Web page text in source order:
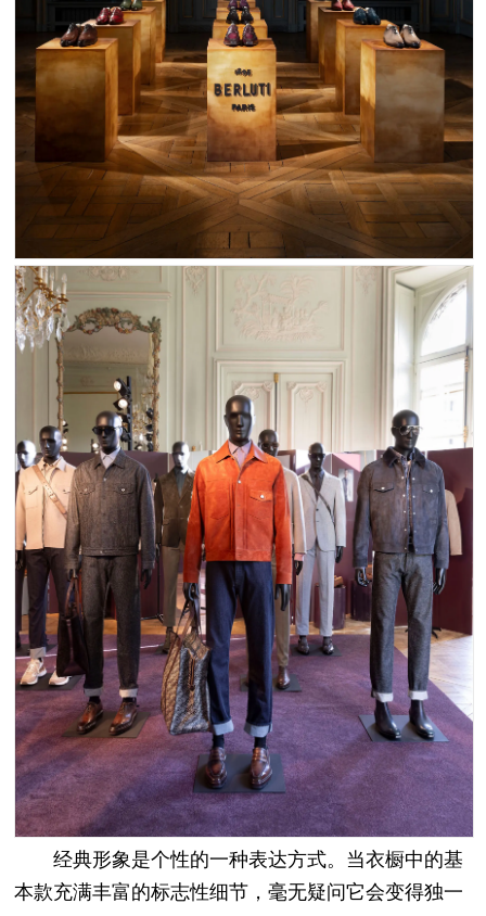
经典形象是个性的一种表达方式。当衣橱中的基
本款充满丰富的标志性细节，毫无疑问它会变得独一